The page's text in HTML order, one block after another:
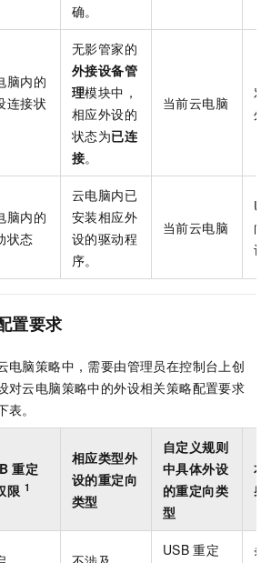
确。
脑内的
连接状
无影管家的
外接设备管
理模块中，
相应外设的
状态为已连
接。
当前云电脑
对
外
脑内的
状态
云电脑内已
安装相应外
设的驱动程
序。
当前云电脑
向
设
置要求
电脑策略中，需要由管理员在控制台上创
对云电脑策略中的外设相关策略配置要求
。
重定
限 1
相应类型外
设的重定向
类型
自定义规则
中具体外设
的重定向类
型
本
射
USB 重定
条